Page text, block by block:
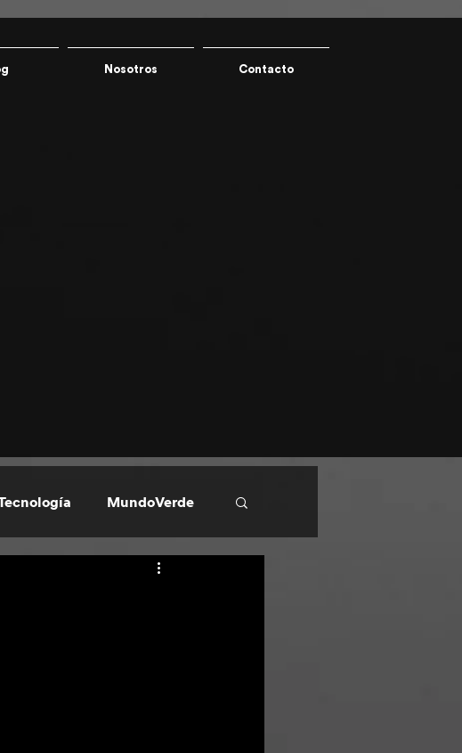
Nosotros Contacto
MundoVerde